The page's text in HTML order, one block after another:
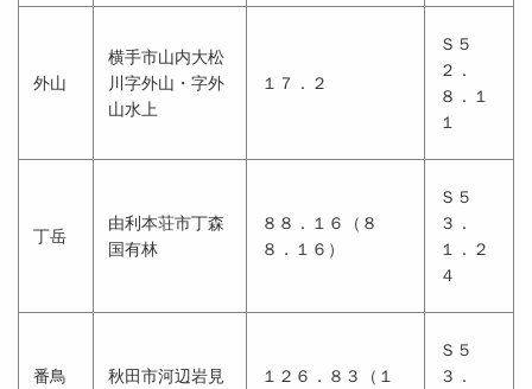
外山
横手市山内大松
川字外山・字外
山水上
１７．２
Ｓ５
２．
８．１
１
丁岳
由利本荘市丁森
国有林
８８．１６（８
８．１６）
Ｓ５
３．
１．２
４
番鳥
秋田市河辺岩見
１２６．８３（１
Ｓ５
３．